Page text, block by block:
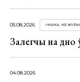
05.08.2026 «МАМА, НЕ
Залегчы на
04.08.2026